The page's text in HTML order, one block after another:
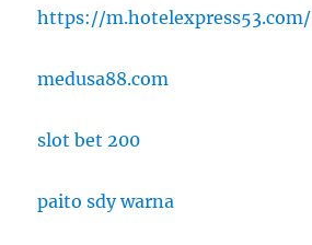
https://m.hotelexpress53.com/
medusa88.com
slot bet 200
paito sdy warna